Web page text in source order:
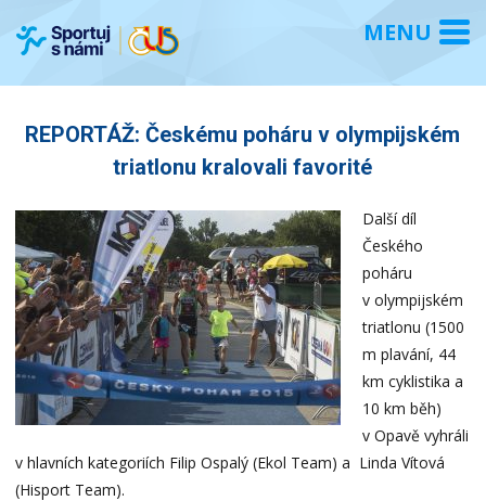
REPORTÁŽ: Českému poháru v olympijském
triatlonu kralovali favorité
Další díl
Českého
poháru
v olympijském
triatlonu (1500
m plavání, 44
km cyklistika a
10 km běh)
v Opavě vyhráli
v hlavních kategoriích Filip Ospalý (Ekol Team) a Linda Vítová
(Hisport Team).